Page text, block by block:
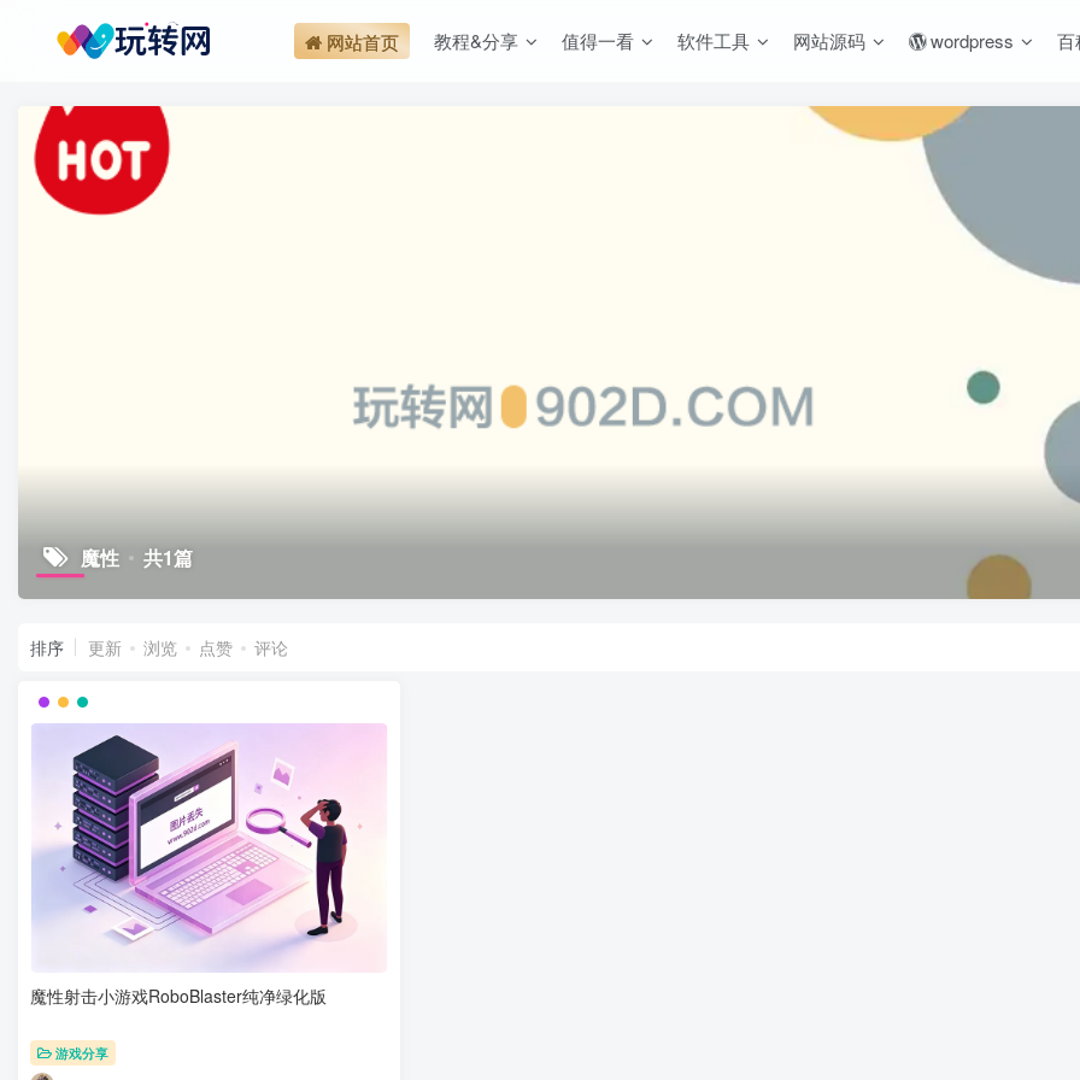
网站首页 教程&分享 值得一看 软件工具 网站源码 wordpress 百
魔性 共1篇
排序 更新 浏览 点赞 评论
魔性射击小游戏RoboBlaster纯净绿化版
游戏分享